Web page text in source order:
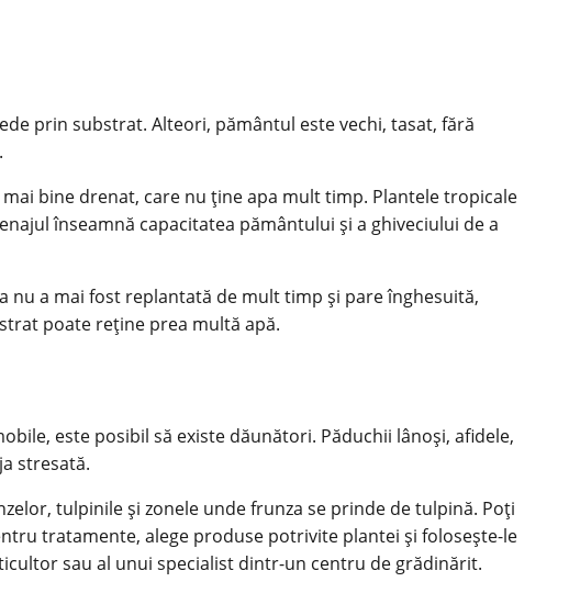
prin substrat. Alteori, pământul este vechi, tasat, fără
bine drenat, care nu ține apa mult timp. Plantele tropicale
înseamnă capacitatea pământului și a ghiveciului de a
nu a mai fost replantată de mult timp și pare înghesuită,
poate reține prea multă apă.
este posibil să existe dăunători. Păduchii lânoși, afidele,
stresată.
tulpinile și zonele unde frunza se prinde de tulpină. Poți
tratamente, alege produse potrivite plantei și folosește-le
sau al unui specialist dintr-un centru de grădinărit.